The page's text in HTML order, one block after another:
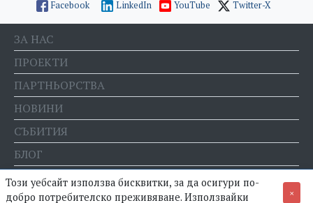
Facebook LinkedIn YouTube Twitter-X
ЗА НАС
ПРОЕКТИ
ПАРТНЬОРСТВА
НОВИНИ
СЪБИТИЯ
БЛОГ
Е-МАГАЗИН
Този уебсайт използва бисквитки, за да осигури по-
добро потребителско преживяване. Използвайки
×